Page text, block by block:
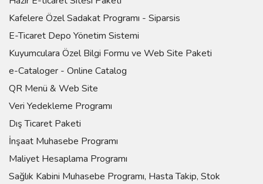
Kafelere Özel Sadakat Programı - Siparsis
E-Ticaret Depo Yönetim Sistemi
Kuyumculara Özel Bilgi Formu ve Web Site Paketi
e-Cataloger - Online Catalog
QR Menü & Web Site
Veri Yedekleme Programı
Dış Ticaret Paketi
İnşaat Muhasebe Programı
Maliyet Hesaplama Programı
Sağlık Kabini Muhasebe Programı, Hasta Takip, Stok